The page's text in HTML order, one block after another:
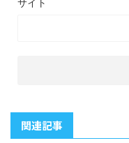
関連記事